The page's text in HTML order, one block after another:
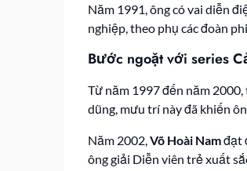
Năm 1991, ông có vai diễn
nghiệp, theo phụ các đoàn
Bước ngoặt với series
Từ năm 1997 đến năm
dũng, mưu trí này đã khiến
Năm 2002,Võ Hoài Namđạt
ông giải Diễn viên trẻ xuất